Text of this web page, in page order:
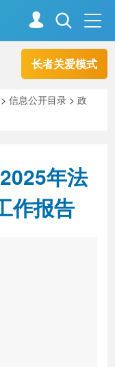
长者关爱模式
走进资阳
解读回应
>信息公开目录 >政
年法
作报告